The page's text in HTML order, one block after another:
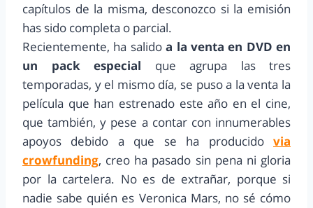
capítulos de la misma, desconozco si la emisión
has sido completa o parcial.
Recientemente, ha salidoa la venta en DVD en
un pack especial que agrupa las tres
temporadas, y el mismo día, se puso a la venta la
película que han estrenado este año en el cine,
que también, y pese a contar con innumerables
apoyos debido a que se ha producido via
crowfunding, creo ha pasado sin pena ni gloria
por la cartelera. No es de extrañar, porque si
nadie sabe quién es Veronica Mars, no sé cómo